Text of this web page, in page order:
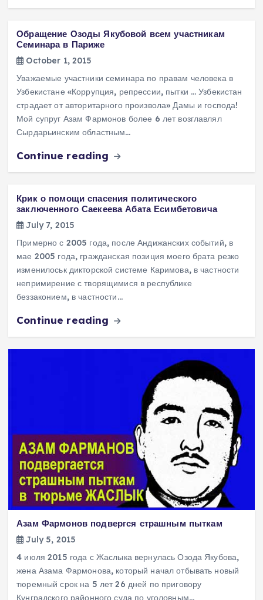
Обращение Озоды Якубовой всем участникам
Семинара в Париже
October 1, 2015
Уважаемые участники семинара по правам человека в
Узбекистане «Коррупция, репрессии, пытки … Узбекистан
страдает от авторитарного произвола» Дамы и господа!
Мой супруг Азам Фармонов более 6 лет возглавлял
Сырдарьинским областным…
Continue reading
Крик о помощи спасения политического
заключенного Саекеева Абата Есимбетовича
July 7, 2015
Примерно с 2005 года, после Андижанских событий, в
мае 2005 года, гражданская позиция моего брата резко
изменилоськ дикторской системе Каримова, в частности
непримирение с творящимися в республике
беззаконием, в частности…
Continue reading
Азам Фармонов подвергся страшным пыткам
July 5, 2015
4 июля 2015 года с Жаслыка вернулась Озода Якубова,
жена Азама Фармонова, который начал отбывать новый
тюремный срок на 5 лет 26 дней по приговору
Кунградского районного суда по уголовным…